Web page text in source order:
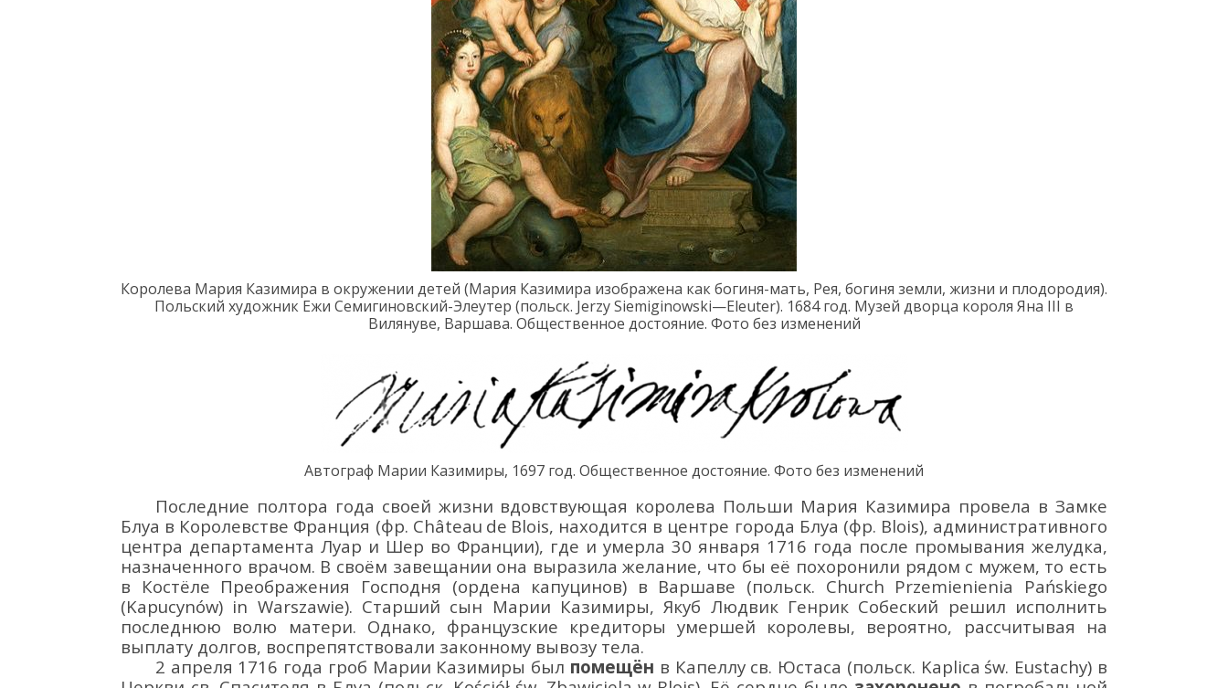
Королева Мария Казимира в окружении детей (Мария Казимира изображена как богиня-мать, Рея, богиня земли, жизни и плодородия).
Польский художник Ежи Семигиновский-Элеутер (польск. JerzySiemiginowski—Eleuter). 1684 год. Музей дворца короля Яна III в
Вилянуве, Варшава. Общественное достояние. Фото без изменений
Автограф Марии Казимиры, 1697 год. Общественное достояние. Фото без изменений
Последние полтора года своей жизни вдовствующая королева Польши Мария Казимира провела вЗамке
Блуа в Королевстве Франция (фр. Château de Blois, находится в центре города Блуа (фр. Blois), административного
центра департамента Луар и Шер во Франции), где и умерла 30 января 1716 года после промывания желудка,
назначенного врачом. В своём завещании она выразила желание, что бы её похоронили рядом с мужем, то есть
в Костёле Преображения Господня (ордена капуцинов) в Варшаве (польск. Church Przemienienia Pańskiego
(Kapucynów) in Warszawie). Старший сын Марии Казимиры, Якуб Людвик Генрик Собеский решил исполнить
последнюю волю матери. Однако, французские кредиторы умершей королевы, вероятно, рассчитывая на
выплату долгов, воспрепятствовали законному вывозу тела.
2 апреля 1716 года гроб Марии Казимиры был помещён в Капеллу св. Юстаса (польск. Kaplica św. Eustachy) в